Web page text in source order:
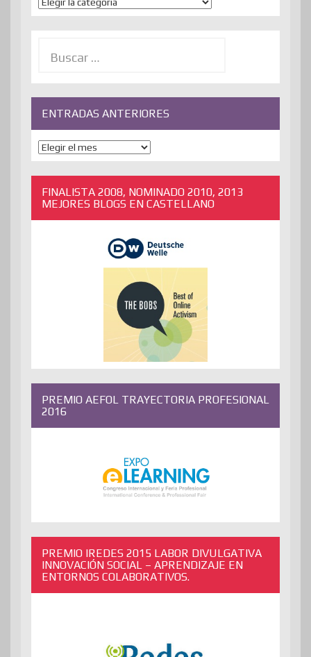
ENTRADAS ANTERIORES
ENTRADAS
ANTERIORES
FINALISTA 2008, NOMINADO 2010, 2013
MEJORES BLOGS EN CASTELLANO
PREMIO AEFOL TRAYECTORIA PROFESIONAL
2016
PREMIO IREDES 2015 LABOR DIVULGATIVA
INNOVACIÓN SOCIAL – APRENDIZAJE EN
ENTORNOS COLABORATIVOS.